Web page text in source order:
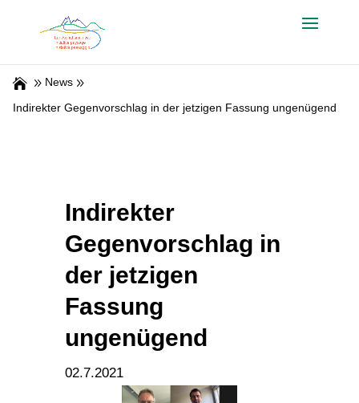
News
Indirekter Gegenvorschlag in der jetzigen Fassung ungenügend
Indirekter
Gegenvorschlag in
der jetzigen
Fassung
ungenügend
02.7.2021